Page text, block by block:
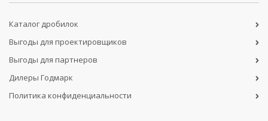
Каталог дробилок
Выгоды для проектировщиков
Выгоды для партнеров
Дилеры Годмарк
Политика конфиденциальности